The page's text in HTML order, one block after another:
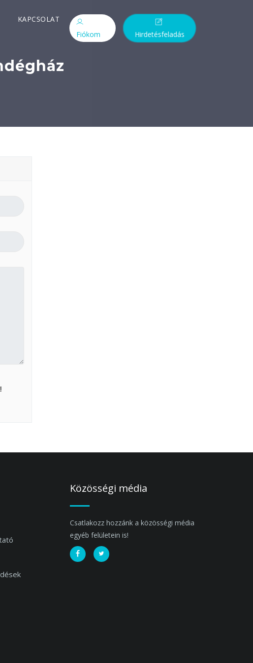
KAPCSOLAT
Fiókom
Hirdetésfeladás
Közösségi média
Csatlakozz hozzánk a közösségi média
egyéb felületein is!